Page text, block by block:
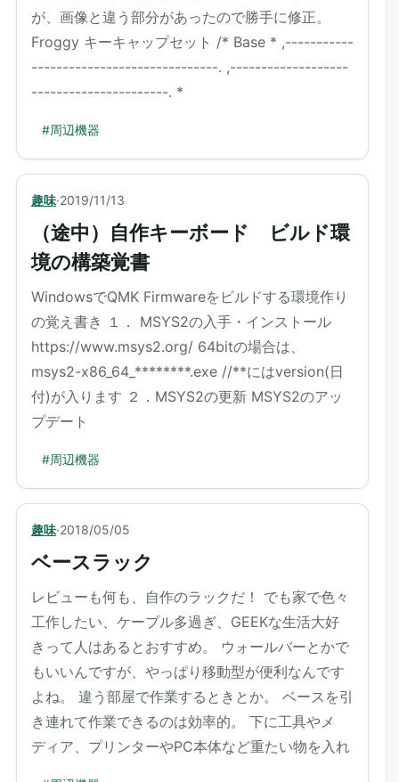
が、画像と違う部分があったので勝手に修正。
Froggy キーキャップセット /* Base * ,-----------
------------------------------. ,-------------------
----------------------. *
#周辺機器
趣味·2019/11/13
（途中）自作キーボード ビルド環
境の構築覚書
WindowsでQMK Firmwareをビルドする環境作り
の覚え書き １． MSYS2の入手・インストール
https://www.msys2.org/ 64bitの場合は、
msys2-x86_64_********.exe //**にはversion(日
付)が入ります ２．MSYS2の更新 MSYS2のアッ
プデート
#周辺機器
趣味·2018/05/05
ベースラック
レビューも何も、自作のラックだ！ でも家で色々
工作したい、ケーブル多過ぎ、GEEKな生活大好
きって人はあるとおすすめ。 ウォールバーとかで
もいいんですが、やっぱり移動型が便利なんです
よね。 違う部屋で作業するときとか。 ベースを引
き連れて作業できるのは効率的。 下に工具やメ
ディア、プリンターやPC本体など重たい物を入れ